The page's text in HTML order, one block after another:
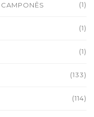
(1)
(1)
(1)
(133)
(114)